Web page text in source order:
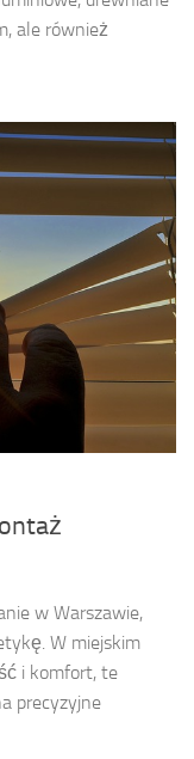
ale również
w Warszawie,
W miejskim
i komfort, te
precyzyjne